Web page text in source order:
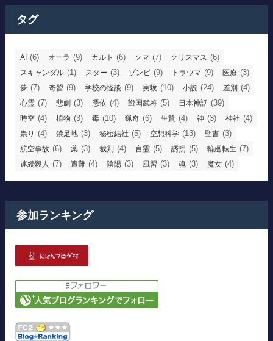
タグ
AI (6) オーラ (9) カルト (6) クマ (7) クリスマス (6)
スキャンダル (1) スター (3) ゾンビ (9) トラウマ (9) 医療 (3)
夢 (7) 奇習 (9) 学校の怪談 (9) 実験 (10) 小説 (24) 差別 (4)
心霊 (7) 悲劇 (3) 憑依 (4) 戦国武将 (5) 日本神話 (39)
時空 (4) 植物 (3) 毒 (10) 猟奇 (6) 生贄 (4) 神 (3) 神社 (4)
祟り (4) 禁足地 (3) 秘密結社 (5) 空想科学 (13) 聖書 (3)
航空事故 (6) 薬 (3) 裁判 (4) 言霊 (5) 誘拐 (5) 輪廻転生 (7)
連続殺人 (7) 遭難 (4) 陰陽 (3) 風習 (3) 魂 (3) 魔女 (4)
参加ランキング